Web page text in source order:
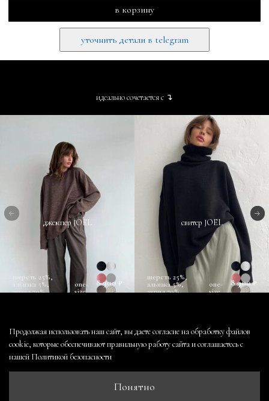
в корзину
уточнить детали в telegram
идеально сочетается с ↴
шерсть 25%,
альпака 5%,
акрил 70%
one-
size
джемпер JOEL
8 900 ₽
шерсть 25%,
альпака 5%,
акрил 70%
one-
size
свитер JOEL
8 900 ₽
контакты
оферта и политика конфиденциальности
пользовательское соглашение
условия обмена и возврата
Продолжая использовать наш сайт, вы даете согласие на обработку файлов
cookie, которые обеспечивают правильную работу сайта и соглашаетесь с
нашей Политикой безопасности
Понятно